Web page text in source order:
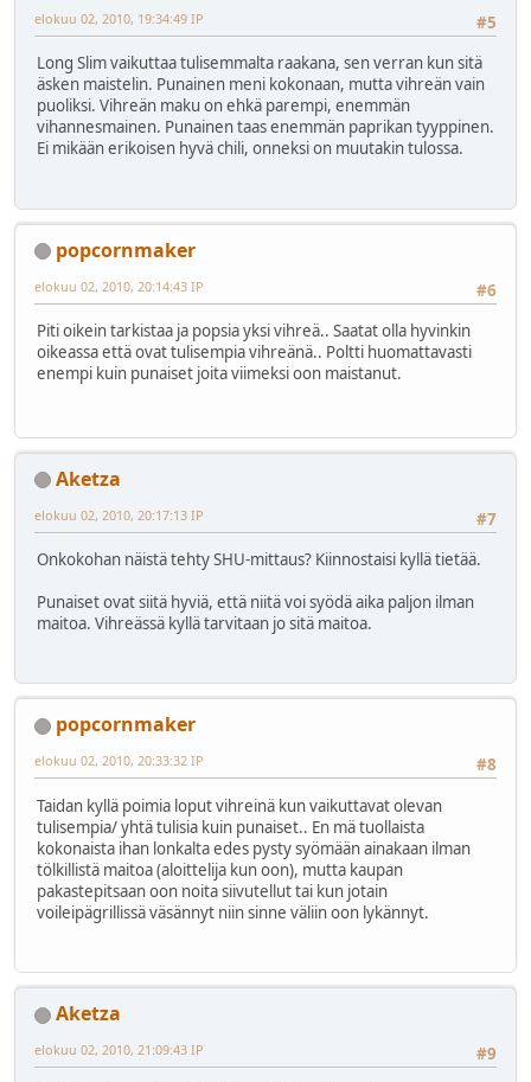
#5
elokuu 02, 2010, 19:34:49 IP
Long Slim vaikuttaa tulisemmalta raakana, sen verran kun sitä
äsken maistelin. Punainen meni kokonaan, mutta vihreän vain
puoliksi. Vihreän maku on ehkä parempi, enemmän
vihannesmainen. Punainen taas enemmän paprikan tyyppinen.
Ei mikään erikoisen hyvä chili, onneksi on muutakin tulossa.
popcornmaker
#6
elokuu 02, 2010, 20:14:43 IP
Piti oikein tarkistaa ja popsia yksi vihreä.. Saatat olla hyvinkin
oikeassa että ovat tulisempia vihreänä.. Poltti huomattavasti
enempi kuin punaiset joita viimeksi oon maistanut.
Aketza
#7
elokuu 02, 2010, 20:17:13 IP
Onkokohan näistä tehty SHU-mittaus? Kiinnostaisi kyllä tietää.
Punaiset ovat siitä hyviä, että niitä voi syödä aika paljon ilman
maitoa. Vihreässä kyllä tarvitaan jo sitä maitoa.
popcornmaker
#8
elokuu 02, 2010, 20:33:32 IP
Taidan kyllä poimia loput vihreinä kun vaikuttavat olevan
tulisempia/ yhtä tulisia kuin punaiset.. En mä tuollaista
kokonaista ihan lonkalta edes pysty syömään ainakaan ilman
tölkillistä maitoa (aloittelija kun oon), mutta kaupan
pakastepitsaan oon noita siivutellut tai kun jotain
voileipägrillissä väsännyt niin sinne väliin oon lykännyt.
Aketza
#9
elokuu 02, 2010, 21:09:43 IP